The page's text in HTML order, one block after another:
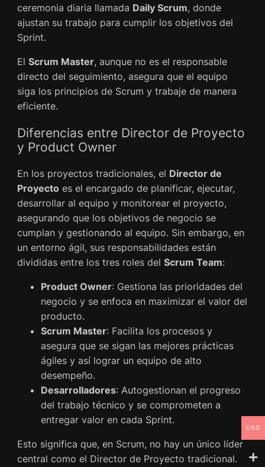
ceremonia diaria llamada Daily Scrum, donde
ajustan su trabajo para cumplir los objetivos del
Sprint.
El Scrum Master, aunque no es el responsable
directo del seguimiento, asegura que el equipo
siga los principios de Scrum y trabaje de manera
eficiente.
Diferencias entre Director de Proyecto
y Product Owner
En los proyectos tradicionales, el Director de
Proyectoes el encargado de planificar, ejecutar,
desarrollar al equipo y monitorear el proyecto,
asegurando que los objetivos de negocio se
cumplan y gestionando al equipo. Sin embargo, en
un entorno ágil, sus responsabilidades están
divididas entre los tres roles del Scrum Team:
Product Owner: Gestiona las prioridades del
negocio y se enfoca en maximizar el valor del
producto.
Scrum Master: Facilita los procesos y
asegura que se sigan las mejores prácticas
ágiles y así lograr un equipo de alto
desempeño.
Desarrolladores: Autogestionan el progreso
del trabajo técnico y se comprometen a
entregar valor en cada Sprint.
Esto significa que, en Scrum, no hay un único líder
central como el Director de Proyecto tradicional.
USD